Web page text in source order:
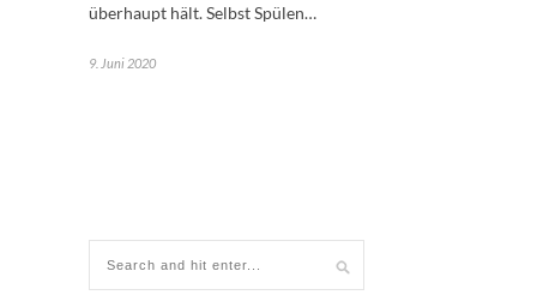
überhaupt hält. Selbst Spülen…
9. Juni 2020